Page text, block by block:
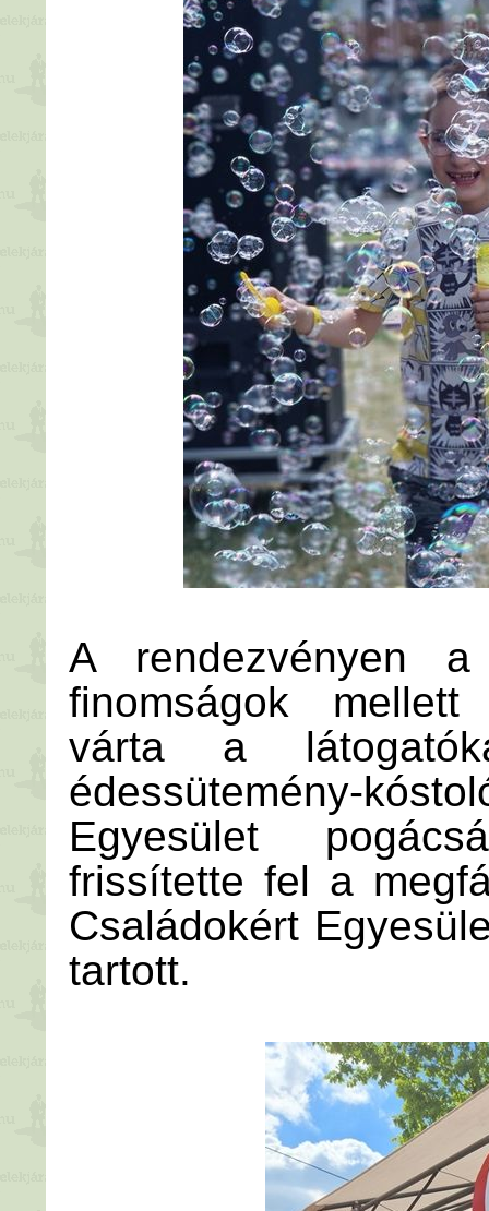
A rendezvényen a
finomságok
várta a
édessütemény-
Egyesület
frissítette fel a
Családokért
tartott.